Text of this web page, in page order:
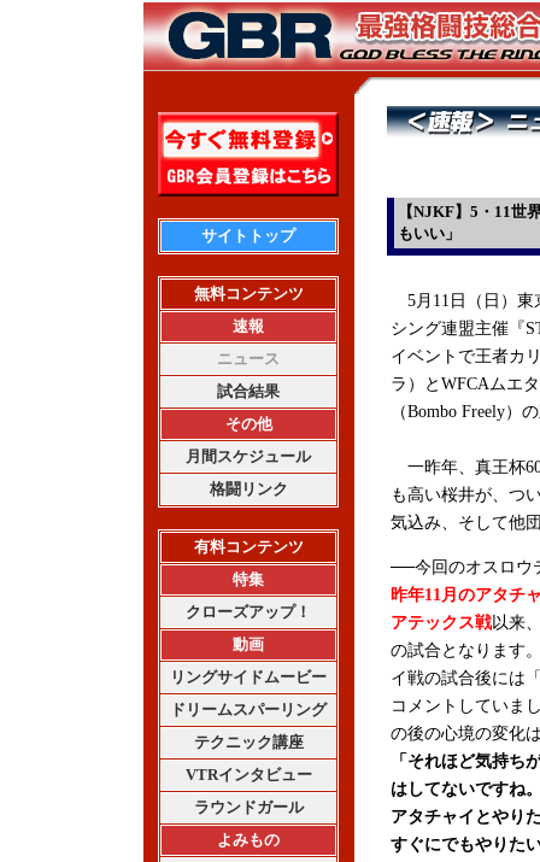
サイトトップ
無料コンテンツ
速報
ニュース
試合結果
その他
月間スケジュール
格闘リンク
有料コンテンツ
特集
クローズアップ！
動画
リングサイドムービー
ドリームスパーリング
テクニック講座
VTRインタビュー
ラウンドガール
よみもの
【NJKF】5・11世
もいい」
5月11日（日）東
シング連盟主催『
イベントで王者カ
ラ）とWFCAムエ
（Bombo Freely）
一昨年、真王杯
も高い桜井が、つ
気込み、そして他
──今回のオスロウ
昨年11月のアタチ
アテックス戦以来
の試合となります
イ戦の試合後には
コメントしていま
の後の心境の変化
「それほど気持ち
はしてないですね
アタチャイとやり
すぐにでもやりた